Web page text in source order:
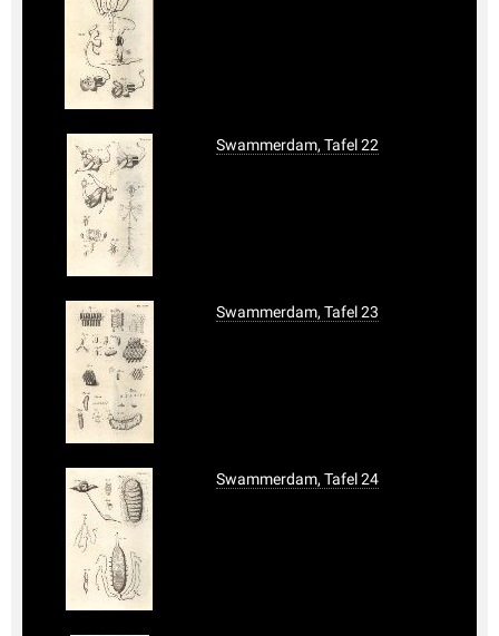
Swammerdam, Tafel 22
Swammerdam, Tafel 23
Swammerdam, Tafel 24